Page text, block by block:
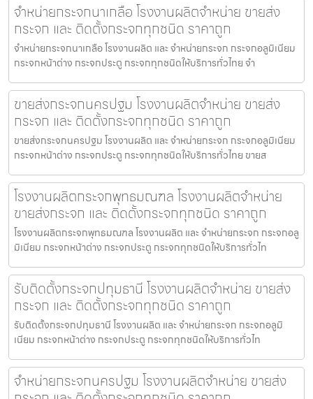
จำหน่ายกระจกนาเกลือ โรงงานผลิตจำหน่าย ขายส่ง
กระจก และ ติดตั้งกระจกทุกชนิด ราคาถูก
จำหน่ายกระจกนาเกลือ โรงงานผลิต และ จำหน่ายกระจก กระจกอลูมิเนียม
กระจกหน้าต่าง กระจกประตู กระจกทุกชนิดให้บริการทั่วไทย จำ
ขายส่งกระจกนครปฐม โรงงานผลิตจำหน่าย ขายส่ง
กระจก และ ติดตั้งกระจกทุกชนิด ราคาถูก
ขายส่งกระจกนครปฐม โรงงานผลิต และ จำหน่ายกระจก กระจกอลูมิเนียม
กระจกหน้าต่าง กระจกประตู กระจกทุกชนิดให้บริการทั่วไทย ขายส
โรงงานผลิตกระจกพุทธมณฑล โรงงานผลิตจำหน่าย
ขายส่งกระจก และ ติดตั้งกระจกทุกชนิด ราคาถูก
โรงงานผลิตกระจกพุทธมณฑล โรงงานผลิต และ จำหน่ายกระจก กระจกอลู
มิเนียม กระจกหน้าต่าง กระจกประตู กระจกทุกชนิดให้บริการทั่วไท
รับติดตั้งกระจกปทุมธานี โรงงานผลิตจำหน่าย ขายส่ง
กระจก และ ติดตั้งกระจกทุกชนิด ราคาถูก
รับติดตั้งกระจกปทุมธานี โรงงานผลิต และ จำหน่ายกระจก กระจกอลูมิ
เนียม กระจกหน้าต่าง กระจกประตู กระจกทุกชนิดให้บริการทั่วไท
จำหน่ายกระจกนครปฐม โรงงานผลิตจำหน่าย ขายส่ง